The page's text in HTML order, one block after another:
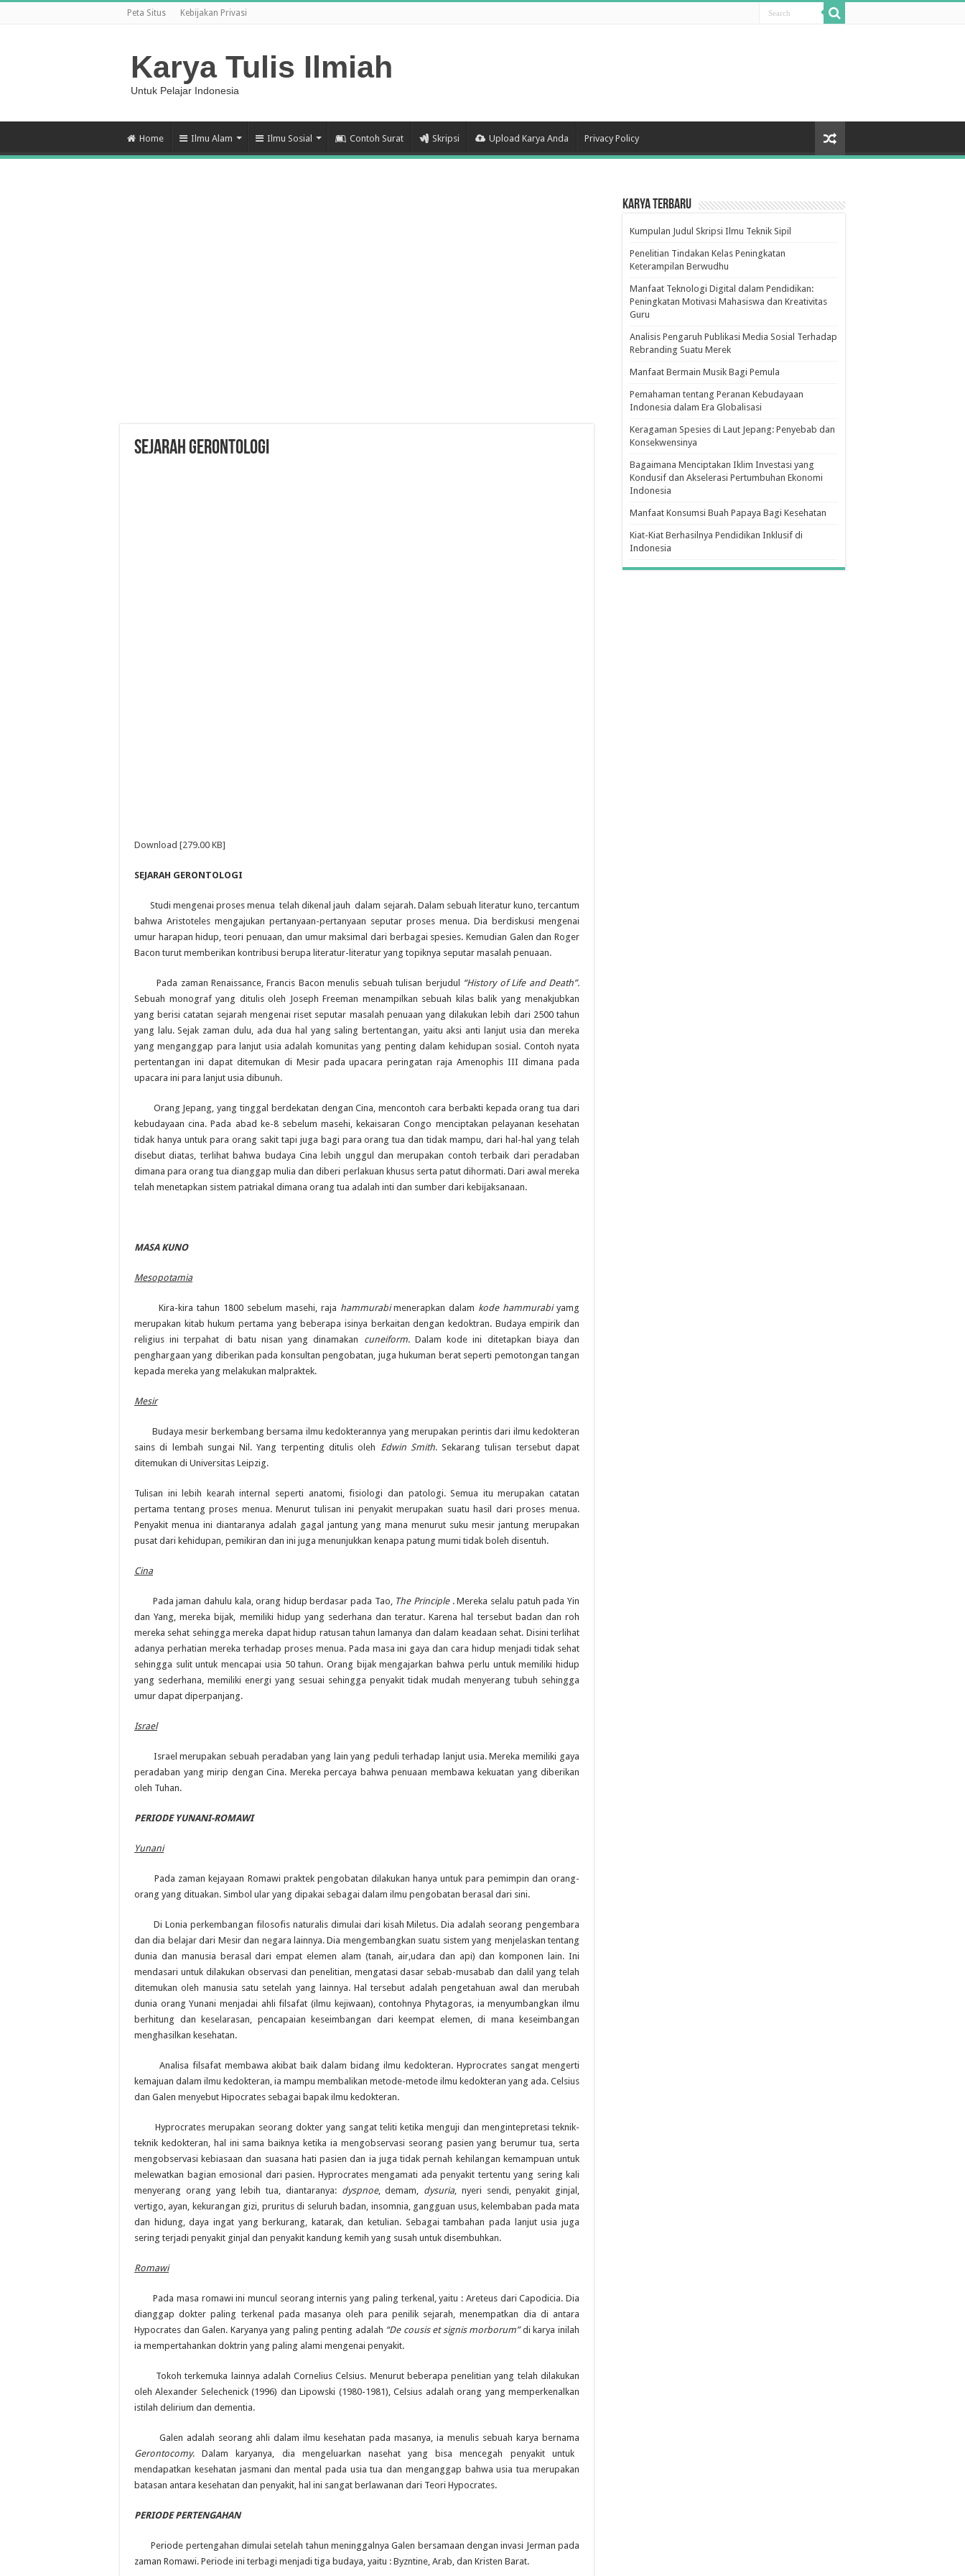
Peta Situs Kebijakan Privasi
Karya Tulis Ilmiah
Untuk Pelajar Indonesia
Home Ilmu Alam Ilmu Sosial Contoh Surat Skripsi Upload Karya Anda Privacy Policy
Sejarah Gerontologi
Download [279.00 KB]
SEJARAH GERONTOLOGI
Studi mengenai proses menua telah dikenal jauh dalam sejarah. Dalam sebuah literatur kuno, tercantum
bahwa Aristoteles mengajukan pertanyaan-pertanyaan seputar proses menua. Dia berdiskusi mengenai
umur harapan hidup, teori penuaan, dan umur maksimal dari berbagai spesies. Kemudian Galen dan Roger
Bacon turut memberikan kontribusi berupa literatur-literatur yang topiknya seputar masalah penuaan.
Pada zaman Renaissance, Francis Bacon menulis sebuah tulisan berjudul “History of Life and Death”.
Sebuah monograf yang ditulis oleh Joseph Freeman menampilkan sebuah kilas balik yang menakjubkan
yang berisi catatan sejarah mengenai riset seputar masalah penuaan yang dilakukan lebih dari 2500 tahun
yang lalu. Sejak zaman dulu, ada dua hal yang saling bertentangan, yaitu aksi anti lanjut usia dan mereka
yang menganggap para lanjut usia adalah komunitas yang penting dalam kehidupan sosial. Contoh nyata
pertentangan ini dapat ditemukan di Mesir pada upacara peringatan raja Amenophis III dimana pada
upacara ini para lanjut usia dibunuh.
Orang Jepang, yang tinggal berdekatan dengan Cina, mencontoh cara berbakti kepada orang tua dari
kebudayaan cina. Pada abad ke-8 sebelum masehi, kekaisaran Congo menciptakan pelayanan kesehatan
tidak hanya untuk para orang sakit tapi juga bagi para orang tua dan tidak mampu, dari hal-hal yang telah
disebut diatas, terlihat bahwa budaya Cina lebih unggul dan merupakan contoh terbaik dari peradaban
dimana para orang tua dianggap mulia dan diberi perlakuan khusus serta patut dihormati. Dari awal mereka
telah menetapkan sistem patriakal dimana orang tua adalah inti dan sumber dari kebijaksanaan.
MASA KUNO
Mesopotamia
Kira-kira tahun 1800 sebelum masehi, raja hammurabimenerapkan dalam kode hammurabiyamg
merupakan kitab hukum pertama yang beberapa isinya berkaitan dengan kedoktran. Budaya empirik dan
religius ini terpahat di batu nisan yang dinamakan cuneiform. Dalam kode ini ditetapkan biaya dan
penghargaan yang diberikan pada konsultan pengobatan, juga hukuman berat seperti pemotongan tangan
kepada mereka yang melakukan malpraktek.
Mesir
Budaya mesir berkembang bersama ilmu kedokterannya yang merupakan perintis dari ilmu kedokteran
sains di lembah sungai Nil. Yang terpenting ditulis oleh Edwin Smith. Sekarang tulisan tersebut dapat
ditemukan di Universitas Leipzig.
Tulisan ini lebih kearah internal seperti anatomi, fisiologi dan patologi. Semua itu merupakan catatan
pertama tentang proses menua. Menurut tulisan ini penyakit merupakan suatu hasil dari proses menua.
Penyakit menua ini diantaranya adalah gagal jantung yang mana menurut suku mesir jantung merupakan
pusat dari kehidupan, pemikiran dan ini juga menunjukkan kenapa patung mumi tidak boleh disentuh.
Cina
Pada jaman dahulu kala, orang hidup berdasar pada Tao, The Principle . Mereka selalu patuh pada Yin
dan Yang, mereka bijak, memiliki hidup yang sederhana dan teratur. Karena hal tersebut badan dan roh
mereka sehat sehingga mereka dapat hidup ratusan tahun lamanya dan dalam keadaan sehat. Disini terlihat
adanya perhatian mereka terhadap proses menua. Pada masa ini gaya dan cara hidup menjadi tidak sehat
sehingga sulit untuk mencapai usia 50 tahun. Orang bijak mengajarkan bahwa perlu untuk memiliki hidup
yang sederhana, memiliki energi yang sesuai sehingga penyakit tidak mudah menyerang tubuh sehingga
umur dapat diperpanjang.
Israel
Israel merupakan sebuah peradaban yang lain yang peduli terhadap lanjut usia. Mereka memiliki gaya
peradaban yang mirip dengan Cina. Mereka percaya bahwa penuaan membawa kekuatan yang diberikan
oleh Tuhan.
PERIODE YUNANI-ROMAWI
Yunani
Pada zaman kejayaan Romawi praktek pengobatan dilakukan hanya untuk para pemimpin dan orang-
orang yang dituakan. Simbol ular yang dipakai sebagai dalam ilmu pengobatan berasal dari sini.
Di Lonia perkembangan filosofis naturalis dimulai dari kisah Miletus. Dia adalah seorang pengembara
dan dia belajar dari Mesir dan negara lainnya. Dia mengembangkan suatu sistem yang menjelaskan tentang
dunia dan manusia berasal dari empat elemen alam (tanah, air,udara dan api) dan komponen lain. Ini
mendasari untuk dilakukan observasi dan penelitian, mengatasi dasar sebab-musabab dan dalil yang telah
ditemukan oleh manusia satu setelah yang lainnya. Hal tersebut adalah pengetahuan awal dan merubah
dunia orang Yunani menjadai ahli filsafat (ilmu kejiwaan), contohnya Phytagoras, ia menyumbangkan ilmu
berhitung dan keselarasan, pencapaian keseimbangan dari keempat elemen, di mana keseimbangan
menghasilkan kesehatan.
Analisa filsafat membawa akibat baik dalam bidang ilmu kedokteran. Hyprocrates sangat mengerti
kemajuan dalam ilmu kedokteran, ia mampu membalikan metode-metode ilmu kedokteran yang ada. Celsius
dan Galen menyebut Hipocrates sebagai bapak ilmu kedokteran.
Hyprocrates merupakan seorang dokter yang sangat teliti ketika menguji dan mengintepretasi teknik-
teknik kedokteran, hal ini sama baiknya ketika ia mengobservasi seorang pasien yang berumur tua, serta
mengobservasi kebiasaan dan suasana hati pasien dan ia juga tidak pernah kehilangan kemampuan untuk
melewatkan bagian emosional dari pasien. Hyprocrates mengamati ada penyakit tertentu yang sering kali
menyerang orang yang lebih tua, diantaranya: dyspnoe, demam, dysuria, nyeri sendi, penyakit ginjal,
vertigo, ayan, kekurangan gizi, pruritus di seluruh badan, insomnia, gangguan usus, kelembaban pada mata
dan hidung, daya ingat yang berkurang, katarak, dan ketulian. Sebagai tambahan pada lanjut usia juga
sering terjadi penyakit ginjal dan penyakit kandung kemih yang susah untuk disembuhkan.
Romawi
Pada masa romawi ini muncul seorang internis yang paling terkenal, yaitu : Areteus dari Capodicia. Dia
dianggap dokter paling terkenal pada masanya oleh para penilik sejarah, menempatkan dia di antara
Hypocrates dan Galen. Karyanya yang paling penting adalah “De cousis et signis morborum”di karya inilah
ia mempertahankan doktrin yang paling alami mengenai penyakit.
Tokoh terkemuka lainnya adalah Cornelius Celsius. Menurut beberapa penelitian yang telah dilakukan
oleh Alexander Selechenick (1996) dan Lipowski (1980-1981), Celsius adalah orang yang memperkenalkan
istilah delirium dan dementia.
Galen adalah seorang ahli dalam ilmu kesehatan pada masanya, ia menulis sebuah karya bernama
Gerontocomy. Dalam karyanya, dia mengeluarkan nasehat yang bisa mencegah penyakit untuk
mendapatkan kesehatan jasmani dan mental pada usia tua dan menganggap bahwa usia tua merupakan
batasan antara kesehatan dan penyakit, hal ini sangat berlawanan dari Teori Hypocrates.
PERIODE PERTENGAHAN
Periode pertengahan dimulai setelah tahun meninggalnya Galen bersamaan dengan invasi Jerman pada
zaman Romawi. Periode ini terbagi menjadi tiga budaya, yaitu : Byzntine, Arab, dan Kristen Barat.
Karya Terbaru
Kumpulan Judul Skripsi Ilmu Teknik Sipil
Penelitian Tindakan Kelas Peningkatan
Keterampilan Berwudhu
Manfaat Teknologi Digital dalam Pendidikan:
Peningkatan Motivasi Mahasiswa dan Kreativitas
Guru
Analisis Pengaruh Publikasi Media Sosial Terhadap
Rebranding Suatu Merek
Manfaat Bermain Musik Bagi Pemula
Pemahaman tentang Peranan Kebudayaan
Indonesia dalam Era Globalisasi
Keragaman Spesies di Laut Jepang: Penyebab dan
Konsekwensinya
Bagaimana Menciptakan Iklim Investasi yang
Kondusif dan Akselerasi Pertumbuhan Ekonomi
Indonesia
Manfaat Konsumsi Buah Papaya Bagi Kesehatan
Kiat-Kiat Berhasilnya Pendidikan Inklusif di
Indonesia